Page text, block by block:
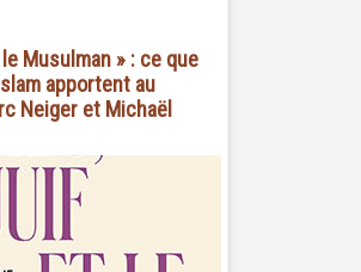
Musulman » : ce que
apportent au
Neiger et Michaël